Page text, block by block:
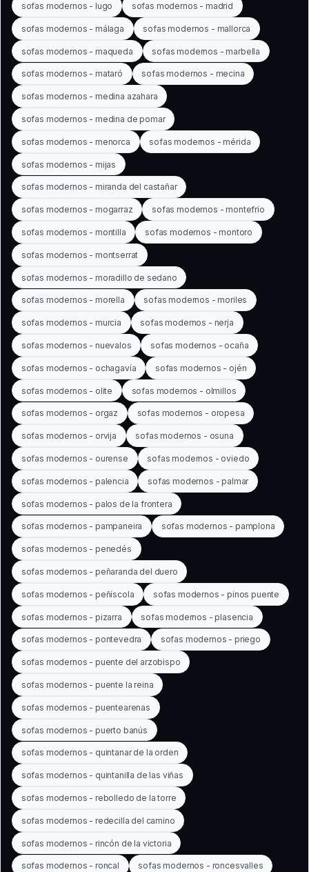
sofas modernos - lugo sofas modernos - madrid
sofas modernos - málaga sofas modernos - mallorca
sofas modernos - maqueda sofas modernos - marbella
sofas modernos - mataró sofas modernos - mecina
sofas modernos - medina azahara
sofas modernos - medina de pomar
sofas modernos - menorca sofas modernos - mérida
sofas modernos - mijas
sofas modernos - miranda del castañar
sofas modernos - mogarraz sofas modernos - montefrío
sofas modernos - montilla sofas modernos - montoro
sofas modernos - montserrat
sofas modernos - moradillo de sedano
sofas modernos - morella sofas modernos - moriles
sofas modernos - murcia sofas modernos - nerja
sofas modernos - nuevalos sofas modernos - ocaña
sofas modernos - ochagavía sofas modernos - ojén
sofas modernos - olite sofas modernos - olmillos
sofas modernos - orgaz sofas modernos - oropesa
sofas modernos - orvija sofas modernos - osuna
sofas modernos - ourense sofas modernos - oviedo
sofas modernos - palencia sofas modernos - palmar
sofas modernos - palos de la frontera
sofas modernos - pampaneira sofas modernos - pamplona
sofas modernos - penedés
sofas modernos - peñaranda del duero
sofas modernos - peñíscola sofas modernos - pinos puente
sofas modernos - pizarra sofas modernos - plasencia
sofas modernos - pontevedra sofas modernos - priego
sofas modernos - puente del arzobispo
sofas modernos - puente la reina
sofas modernos - puentearenas
sofas modernos - puerto banús
sofas modernos - quintanar de la orden
sofas modernos - quintanilla de las viñas
sofas modernos - rebolledo de la torre
sofas modernos - redecilla del camino
sofas modernos - rincón de la victoria
sofas modernos - roncal sofas modernos - roncesvalles